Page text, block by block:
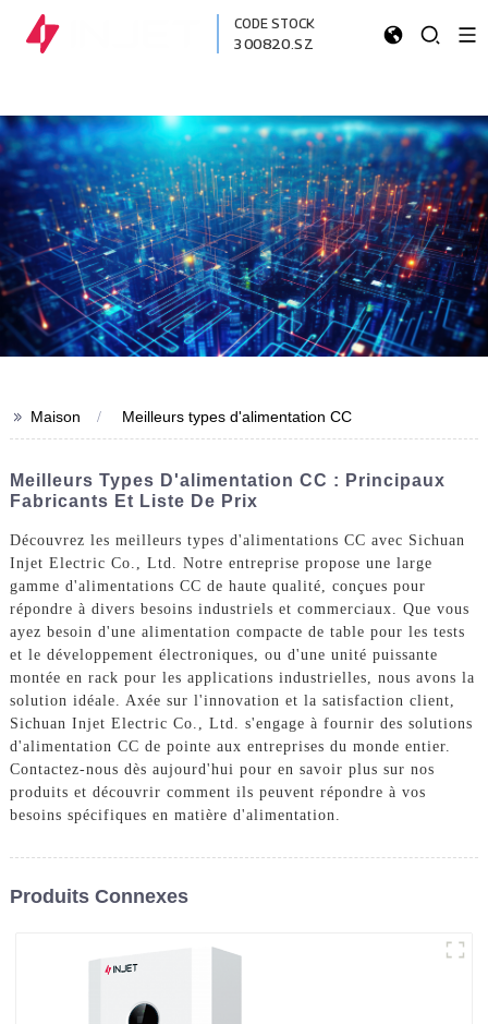
CODE STOCK
300820.SZ
>> Maison Meilleurs types d'alimentation CC
Meilleurs Types D'alimentation CC : Principaux
Fabricants Et Liste De Prix
Découvrez les meilleurs types d'alimentations CC avec Sichuan
Injet Electric Co., Ltd. Notre entreprise propose une large
gamme d'alimentations CC de haute qualité, conçues pour
répondre à divers besoins industriels et commerciaux. Que vous
ayez besoin d'une alimentation compacte de table pour les tests
et le développement électroniques, ou d'une unité puissante
montée en rack pour les applications industrielles, nous avons la
solution idéale. Axée sur l'innovation et la satisfaction client,
Sichuan Injet Electric Co., Ltd. s'engage à fournir des solutions
d'alimentation CC de pointe aux entreprises du monde entier.
Contactez-nous dès aujourd'hui pour en savoir plus sur nos
produits et découvrir comment ils peuvent répondre à vos
besoins spécifiques en matière d'alimentation.
Produits Connexes